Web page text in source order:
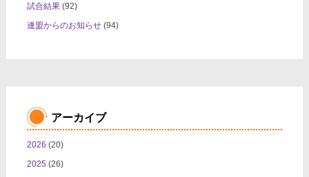
試合結果(92)
連盟からのお知らせ(94)
アーカイブ
2026 (20)
2025 (26)